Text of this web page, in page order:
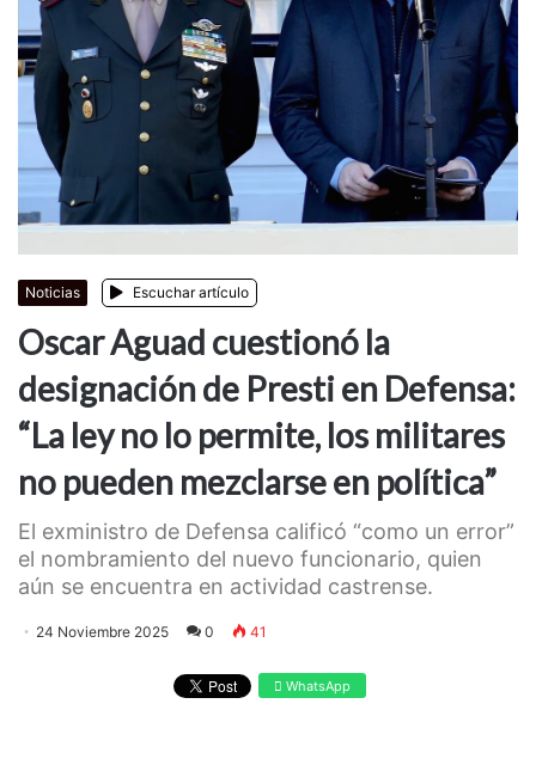
Noticias Escuchar artículo
Oscar Aguad cuestionó la
designación de Presti en Defensa:
“La ley no lo permite, los militares
no pueden mezclarse en política”
El exministro de Defensa calificó “como un error”
el nombramiento del nuevo funcionario, quien
aún se encuentra en actividad castrense.
24 Noviembre 2025 0 41
WhatsApp